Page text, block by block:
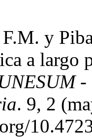
y
a largo
. 9, 2